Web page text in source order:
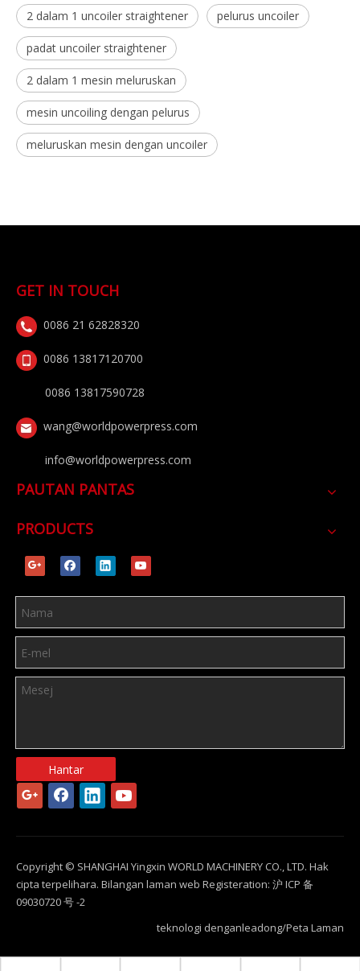
2 dalam 1 uncoiler straightener pelurus uncoiler
padat uncoiler straightener
2 dalam 1 mesin meluruskan
mesin uncoiling dengan pelurus
meluruskan mesin dengan uncoiler
GET IN TOUCH
0086 21 62828320
0086 13817120700
0086 13817590728
wang@worldpowerpress.com
info@worldpowerpress.com
PAUTAN PANTAS
PRODUCTS
Hantar
Copyright © SHANGHAI Yingxin WORLD MACHINERY CO., LTD. Hak
cipta terpelihara. Bilangan laman web Registeration: 沪 ICP 备
09030720 号 -2
teknologi denganleadong/Peta Laman